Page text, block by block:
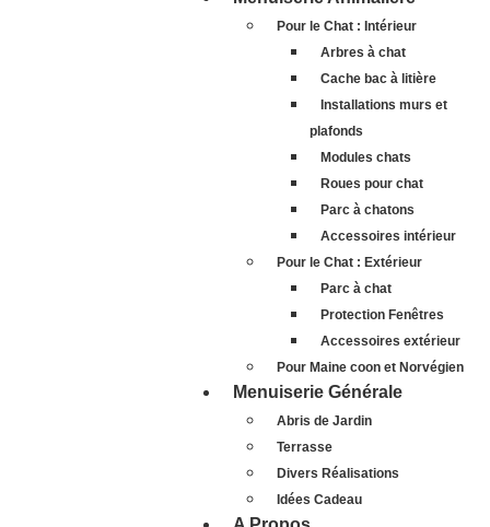
Pour le Chat : Intérieur
Arbres à chat
Cache bac à litière
Installations murs et
plafonds
Modules chats
Roues pour chat
Parc à chatons
Accessoires intérieur
Pour le Chat : Extérieur
Parc à chat
Protection Fenêtres
Accessoires extérieur
Pour Maine coon et Norvégien
Menuiserie Générale
Abris de Jardin
Terrasse
Divers Réalisations
Idées Cadeau